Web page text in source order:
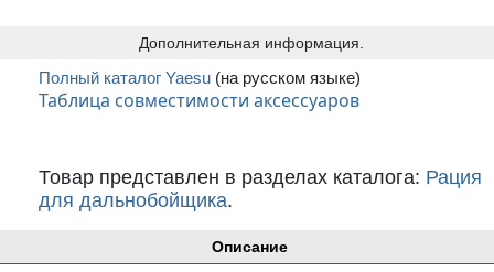
Описание
Дополнительная информация.
Полный каталог Yaesu (на русском языке)
Таблица совместимости аксессуаров
Товар представлен в разделах каталога: Рация
для дальнобойщика.